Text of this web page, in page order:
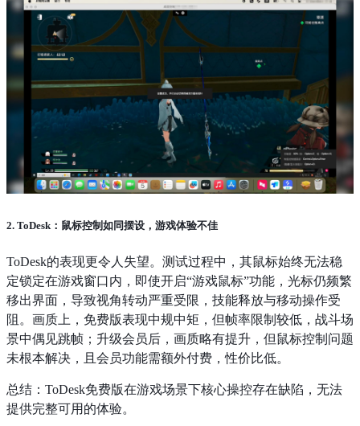
2. ToDesk：鼠标控制如同摆设，游戏体验不佳
ToDesk的表现更令人失望。测试过程中，其鼠标始终无法稳
定锁定在游戏窗口内，即使开启“游戏鼠标”功能，光标仍频繁
移出界面，导致视角转动严重受限，技能释放与移动操作受
阻。画质上，免费版表现中规中矩，但帧率限制较低，战斗场
景中偶见跳帧；升级会员后，画质略有提升，但鼠标控制问题
未根本解决，且会员功能需额外付费，性价比低。
总结：ToDesk免费版在游戏场景下核心操控存在缺陷，无法
提供完整可用的体验。